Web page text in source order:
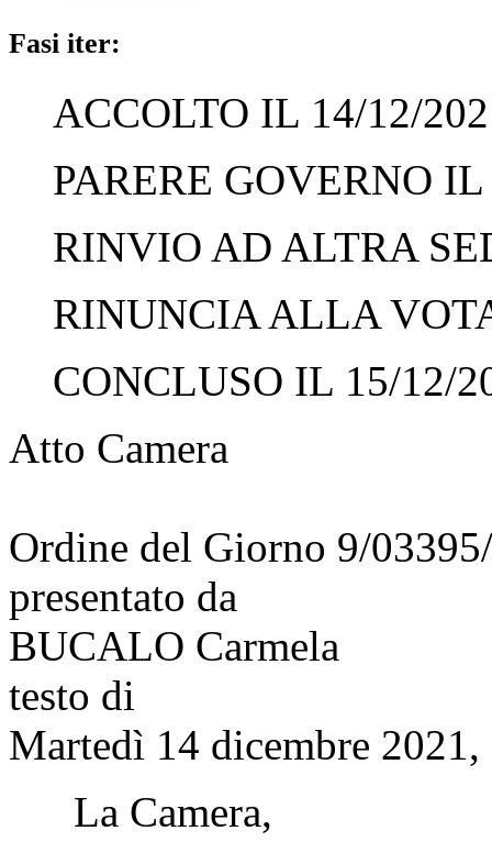
Fasi iter:
ACCOLTO IL 14/12/
PARERE GOVERNO
RINVIO AD ALTRA
RINUNCIA ALLA
CONCLUSO IL 15/12/
Atto Camera
Ordine del Giorno 9/
presentato da
BUCALO Carmela
testo di
Martedì 14 dicembre 2021,
La Camera,